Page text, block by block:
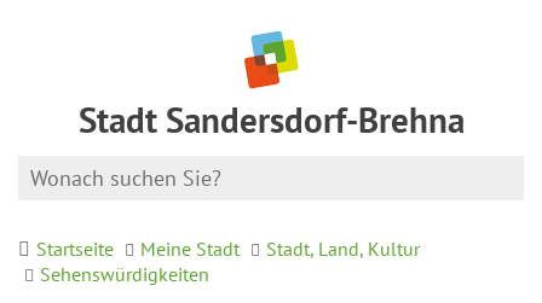
Stadt Sandersdorf-Brehna
Startseite Meine Stadt
Stadt, Land, Kultur
Sehenswürdigkeiten